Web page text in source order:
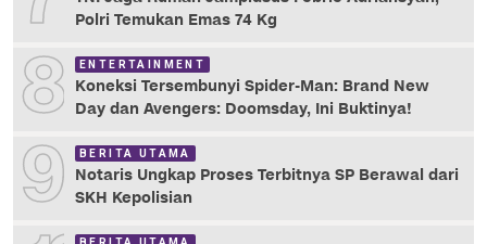
Polri Temukan Emas 74 Kg
8 ENTERTAINMENT
Koneksi Tersembunyi Spider-Man: Brand New
Day dan Avengers: Doomsday, Ini Buktinya!
9 BERITA UTAMA
Notaris Ungkap Proses Terbitnya SP Berawal dari
SKH Kepolisian